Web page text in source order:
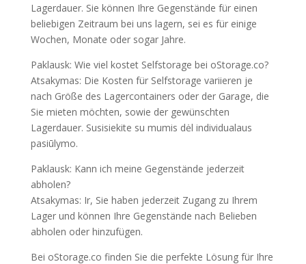
Lagerdauer. Sie können Ihre Gegenstände für einen
beliebigen Zeitraum bei uns lagern, sei es für einige
Wochen, Monate oder sogar Jahre.
Paklausk: Wie viel kostet Selfstorage bei oStorage.co?
Atsakymas: Die Kosten für Selfstorage variieren je
nach Größe des Lagercontainers oder der Garage, die
Sie mieten möchten, sowie der gewünschten
Lagerdauer. Susisiekite su mumis dėl individualaus
pasiūlymo.
Paklausk: Kann ich meine Gegenstände jederzeit
abholen?
Atsakymas: Ir, Sie haben jederzeit Zugang zu Ihrem
Lager und können Ihre Gegenstände nach Belieben
abholen oder hinzufügen.
Bei oStorage.co finden Sie die perfekte Lösung für Ihre